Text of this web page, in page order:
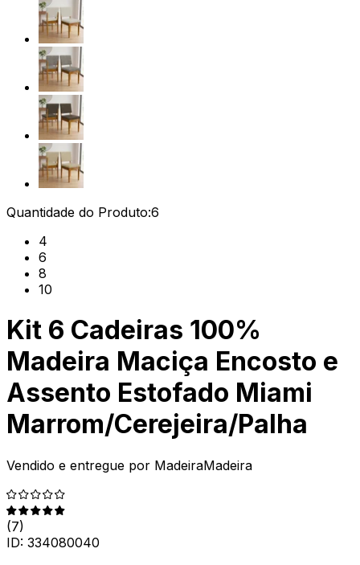
Quantidade do Produto:6
4
6
8
10
Kit 6 Cadeiras 100%
Madeira Maciça Encosto e
Assento Estofado Miami
Marrom/Cerejeira/Palha
Vendido e entregue por MadeiraMadeira
(7)
ID: 334080040